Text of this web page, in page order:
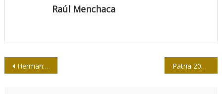
Raúl Menchaca
Navegación
Hermanos de prensa a pueblo: Vietnam y Cuba Patria 2025: el pueblo de teleSur distingue a tres ciudadanos